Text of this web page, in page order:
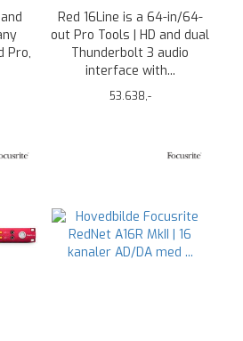
Pro,
Red 16Line is a 64-in/64-
out Pro Tools | HD and dual
Thunderbolt 3 audio
interface with...
53.638,-